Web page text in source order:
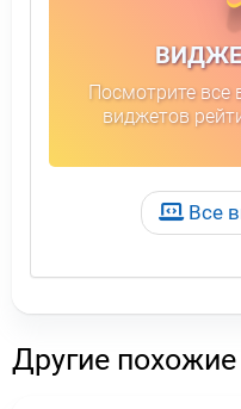
Посмотрите все
виджетов
Все
Другие